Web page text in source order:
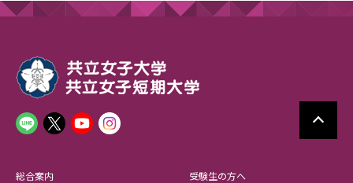
総合案内 受験生の方へ